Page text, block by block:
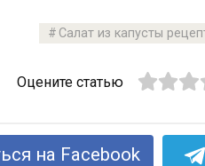
Салат из капусты
Оцените статью
на Facebook